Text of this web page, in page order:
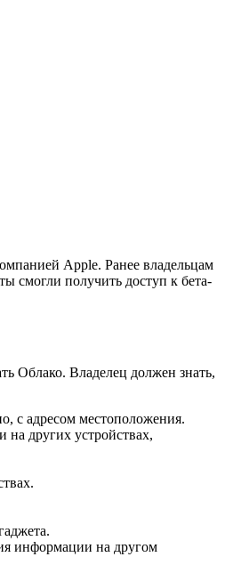
Apple. Ранее владельцам
смогли получить доступ к бета-
Облако. Владелец должен знать,
с адресом местоположения.
других устройствах,
информации на другом